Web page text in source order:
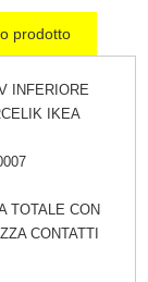
prodotto
INFERIORE
IKEA
TOTALE CON
CONTATTI